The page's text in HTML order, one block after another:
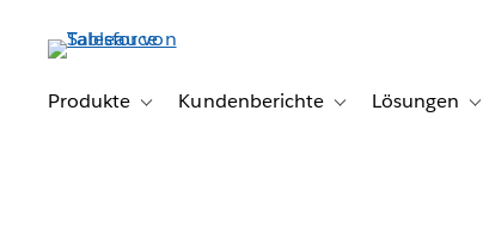
Produkte
Toggle sub-navigation for Produkte
Kundenberichte Toggle sub-
Lösungen